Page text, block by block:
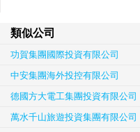
類似公司
功賀集團國際投資有限公司
中安集團海外投控有限公司
德國方大電工集團投資有限公司
萬水千山旅遊投資集團有限公司